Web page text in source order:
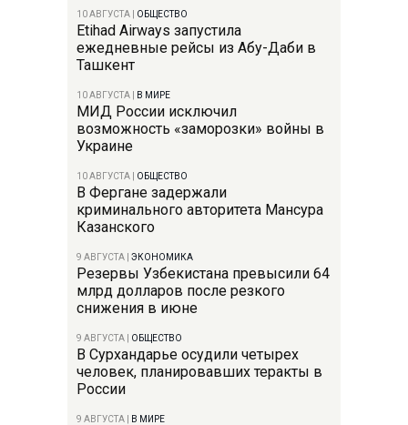
10 АВГУСТА ОБЩЕСТВО
Etihad Airways запустила
ежедневные рейсы из Абу-Даби в
Ташкент
10 АВГУСТА В МИРЕ
МИД России исключил
возможность «заморозки» войны в
Украине
10 АВГУСТА ОБЩЕСТВО
В Фергане задержали
криминального авторитета Мансура
Казанского
9 АВГУСТА ЭКОНОМИКА
Резервы Узбекистана превысили 64
млрд долларов после резкого
снижения в июне
9 АВГУСТА ОБЩЕСТВО
В Сурхандарье осудили четырех
человек, планировавших теракты в
России
9 АВГУСТА В МИРЕ